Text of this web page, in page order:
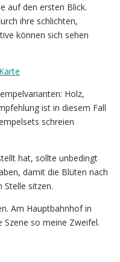
auf den ersten Blick.
ihre schlichten,
können sich sehen
Holz,
ist in diesem Fall
schreien
hat, sollte unbedingt
damit die Blüten nach
Stelle sitzen.
Am Hauptbahnhof in
Szene so meine Zweifel.